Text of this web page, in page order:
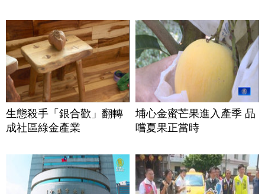
生態殺手「銀合歡」翻轉
成社區綠金產業
埔心金蜜芒果進入產季 品
嚐夏果正當時